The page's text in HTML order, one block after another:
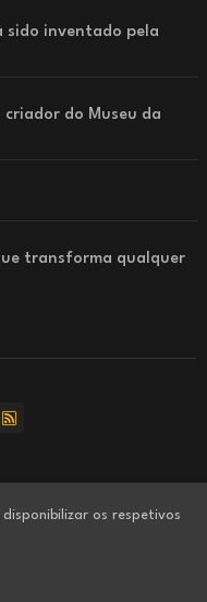
sido inventado pela
do Museu da
transforma qualquer
Sobre nósos respetivos